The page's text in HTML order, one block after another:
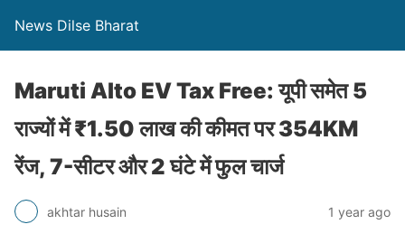
News Dilse Bharat
Maruti Alto EV Tax Free: यूपी समेत 5
राज्यों में ₹1.50 लाख की कीमत पर 354KM
रेंज, 7-सीटर और 2 घंटे में फुल चार्ज
akhtar husain 1 year ago